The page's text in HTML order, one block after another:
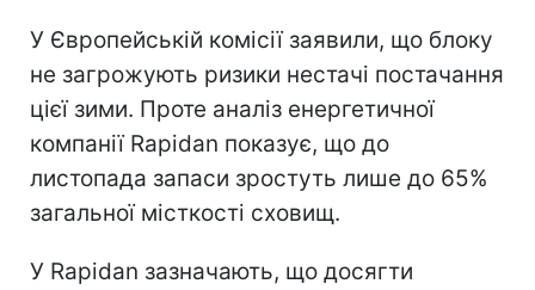
У Європейській комісії заявили, що блоку
не загрожують ризики нестачі постачання
цієї зими. Проте аналіз енергетичної
компанії Rapidan показує, що до
листопада запаси зростуть лише до 65%
загальної місткості сховищ.
У Rapidan зазначають, що досягти